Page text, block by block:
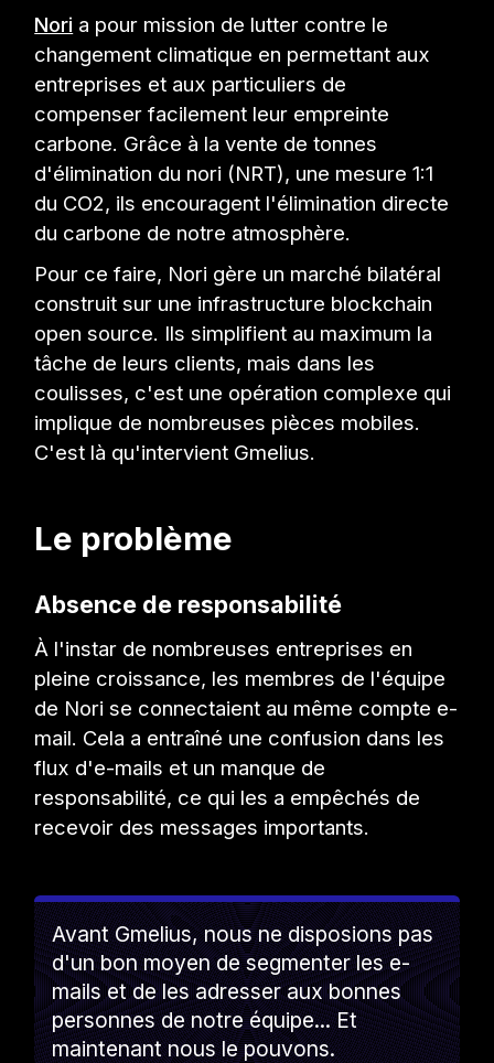
Nori a pour mission de lutter contre le
changement climatique en permettant aux
entreprises et aux particuliers de
compenser facilement leur empreinte
carbone. Grâce à la vente de tonnes
d'élimination du nori (NRT), une mesure 1:1
du CO2, ils encouragent l'élimination directe
du carbone de notre atmosphère.
Pour ce faire, Nori gère un marché bilatéral
construit sur une infrastructure blockchain
open source. Ils simplifient au maximum la
tâche de leurs clients, mais dans les
coulisses, c'est une opération complexe qui
implique de nombreuses pièces mobiles.
C'est là qu'intervient Gmelius.
Le problème
Absence de responsabilité
À l'instar de nombreuses entreprises en
pleine croissance, les membres de l'équipe
de Nori se connectaient au même compte e-
mail. Cela a entraîné une confusion dans les
flux d'e-mails et un manque de
responsabilité, ce qui les a empêchés de
recevoir des messages importants.
Avant Gmelius, nous ne disposions pas
d'un bon moyen de segmenter les e-
mails et de les adresser aux bonnes
personnes de notre équipe... Et
maintenant nous le pouvons.